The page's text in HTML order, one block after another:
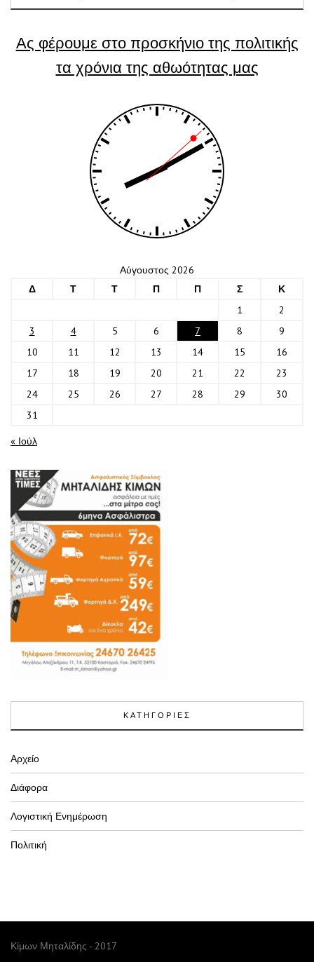
Ας φέρουμε στο προσκήνιο της πολιτικής
τα χρόνια της αθωότητας μας
Αύγουστος 2026
Δ
Τ Τ Π Π Σ
Κ
1
2
3
4 5 6 7 8
9
10
11 12 13 14 15
16
17
18 19 20 21 22
23
24
25 26 27 28 29
30
31
« Ιούλ
ΚΑΤΗΓΟΡΙΕΣ
Αρχείο
Διάφορα
Λογιστική Ενημέρωση
Πολιτική
Κίμων Μηταλίδης - 2017